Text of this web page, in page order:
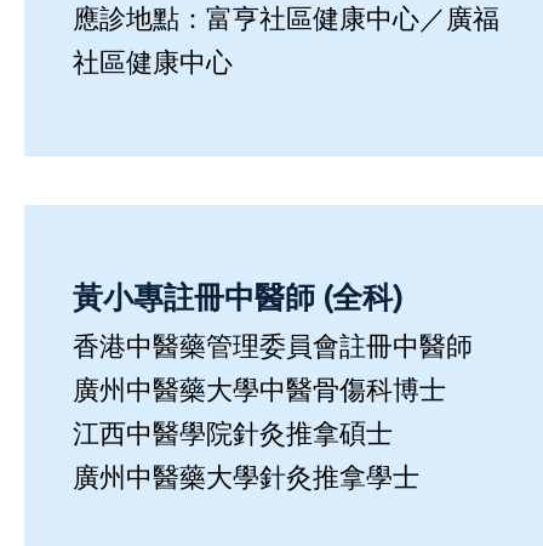
應診地點：富亨社區健康中心／廣福
社區健康中心
黃小專註冊中醫師 (全科)
香港中醫藥管理委員會註冊中醫師
廣州中醫藥大學中醫⻣傷科博士
江西中醫學院針灸推拿碩士
廣州中醫藥大學針灸推拿學士